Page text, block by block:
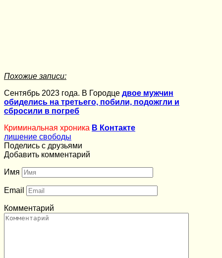
Похожие записи:
Сентябрь 2023 года. В Городце двое мужчин
обиделись на третьего, побили, подожгли и
сбросили в погреб
Криминальная хроника В Контакте
лишение свободы
Поделись с друзьями
Добавить комментарий
Имя
Email
Комментарий